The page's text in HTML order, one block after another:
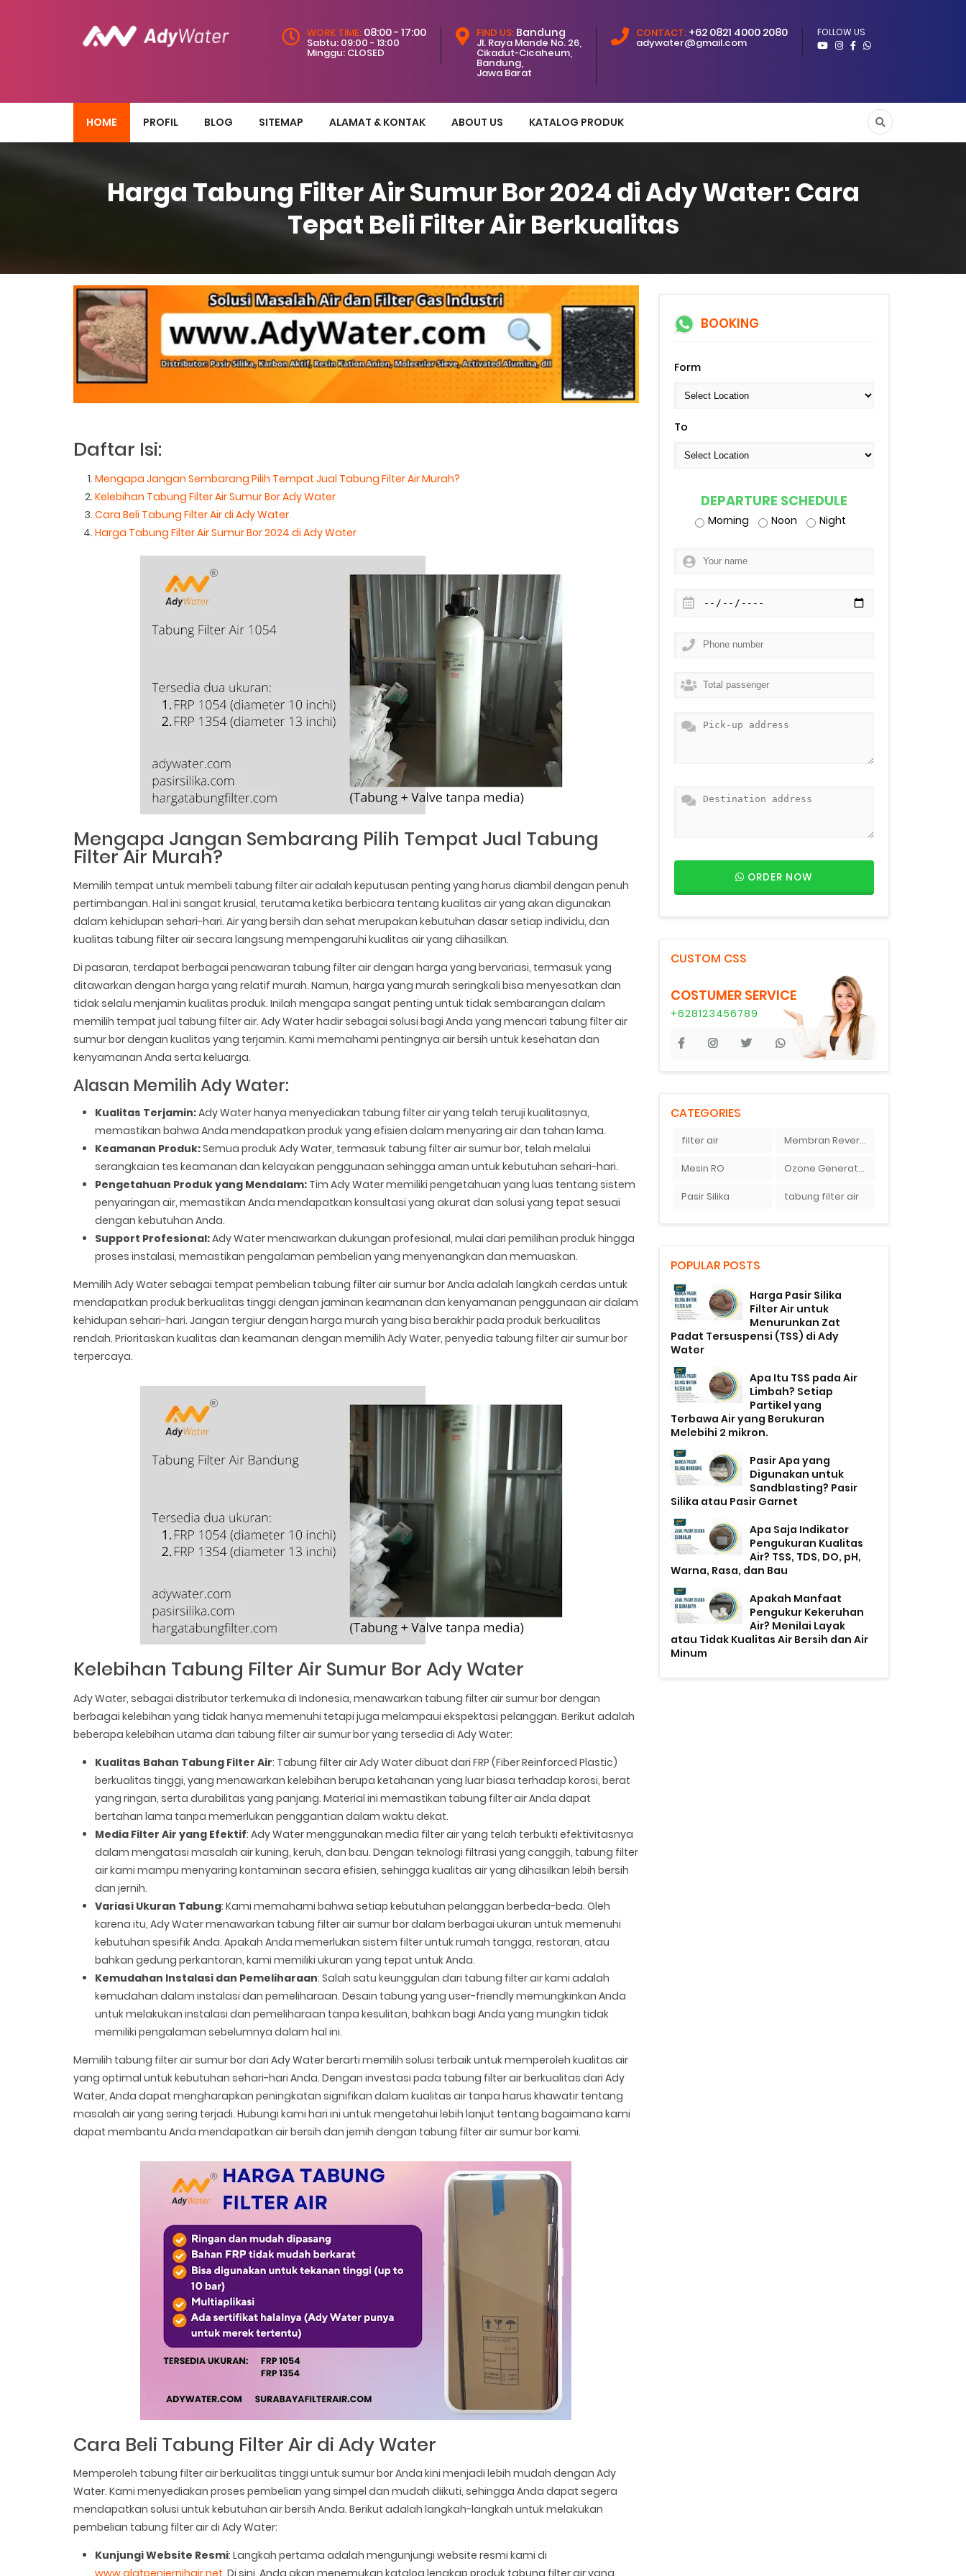
WORK TIME: 08:00 - 17:00
Sabtu: 09:00 - 13:00
Minggu: CLOSED
FIND US: Bandung
Jl. Raya Mande No. 26,
Cikadut-Cicaheum,
Bandung,
Jawa Barat
CONTACT: +62 0821 4000 2080
adywater@gmail.com
FOLLOW US
HOME PROFIL BLOG SITEMAP ALAMAT & KONTAK ABOUT US KATALOG PRODUK
Harga Tabung Filter Air Sumur Bor 2024 di Ady Water: Cara
Tepat Beli Filter Air Berkualitas
Daftar Isi:
Mengapa Jangan Sembarang Pilih Tempat Jual Tabung Filter Air Murah?
Kelebihan Tabung Filter Air Sumur Bor Ady Water
Cara Beli Tabung Filter Air di Ady Water
Harga Tabung Filter Air Sumur Bor 2024 di Ady Water
Mengapa Jangan Sembarang Pilih Tempat Jual Tabung
Filter Air Murah?
Memilih tempat untuk membeli tabung filter air adalah keputusan penting yang harus diambil dengan penuh
pertimbangan. Hal ini sangat krusial, terutama ketika berbicara tentang kualitas air yang akan digunakan
dalam kehidupan sehari-hari. Air yang bersih dan sehat merupakan kebutuhan dasar setiap individu, dan
kualitas tabung filter air secara langsung mempengaruhi kualitas air yang dihasilkan.
Di pasaran, terdapat berbagai penawaran tabung filter air dengan harga yang bervariasi, termasuk yang
ditawarkan dengan harga yang relatif murah. Namun, harga yang murah seringkali bisa menyesatkan dan
tidak selalu menjamin kualitas produk. Inilah mengapa sangat penting untuk tidak sembarangan dalam
memilih tempat jual tabung filter air. Ady Water hadir sebagai solusi bagi Anda yang mencari tabung filter air
sumur bor dengan kualitas yang terjamin. Kami memahami pentingnya air bersih untuk kesehatan dan
kenyamanan Anda serta keluarga.
Alasan Memilih Ady Water:
Kualitas Terjamin:Ady Water hanya menyediakan tabung filter air yang telah teruji kualitasnya,
memastikan bahwa Anda mendapatkan produk yang efisien dalam menyaring air dan tahan lama.
Keamanan Produk:Semua produk Ady Water, termasuk tabung filter air sumur bor, telah melalui
serangkaian tes keamanan dan kelayakan penggunaan sehingga aman untuk kebutuhan sehari-hari.
Pengetahuan Produk yang Mendalam: Tim Ady Water memiliki pengetahuan yang luas tentang sistem
penyaringan air, memastikan Anda mendapatkan konsultasi yang akurat dan solusi yang tepat sesuai
dengan kebutuhan Anda.
Support Profesional:Ady Water menawarkan dukungan profesional, mulai dari pemilihan produk hingga
proses instalasi, memastikan pengalaman pembelian yang menyenangkan dan memuaskan.
Memilih Ady Water sebagai tempat pembelian tabung filter air sumur bor Anda adalah langkah cerdas untuk
mendapatkan produk berkualitas tinggi dengan jaminan keamanan dan kenyamanan penggunaan air dalam
kehidupan sehari-hari. Jangan tergiur dengan harga murah yang bisa berakhir pada produk berkualitas
rendah. Prioritaskan kualitas dan keamanan dengan memilih Ady Water, penyedia tabung filter air sumur bor
terpercaya.
Kelebihan Tabung Filter Air Sumur Bor Ady Water
Ady Water, sebagai distributor terkemuka di Indonesia, menawarkan tabung filter air sumur bor dengan
berbagai kelebihan yang tidak hanya memenuhi tetapi juga melampaui ekspektasi pelanggan. Berikut adalah
beberapa kelebihan utama dari tabung filter air sumur bor yang tersedia di Ady Water:
Kualitas Bahan Tabung Filter Air: Tabung filter air Ady Water dibuat dari FRP (Fiber Reinforced Plastic)
berkualitas tinggi, yang menawarkan kelebihan berupa ketahanan yang luar biasa terhadap korosi, berat
yang ringan, serta durabilitas yang panjang. Material ini memastikan tabung filter air Anda dapat
bertahan lama tanpa memerlukan penggantian dalam waktu dekat.
Media Filter Air yang Efektif: Ady Water menggunakan media filter air yang telah terbukti efektivitasnya
dalam mengatasi masalah air kuning, keruh, dan bau. Dengan teknologi filtrasi yang canggih, tabung filter
air kami mampu menyaring kontaminan secara efisien, sehingga kualitas air yang dihasilkan lebih bersih
dan jernih.
Variasi Ukuran Tabung: Kami memahami bahwa setiap kebutuhan pelanggan berbeda-beda. Oleh
karena itu, Ady Water menawarkan tabung filter air sumur bor dalam berbagai ukuran untuk memenuhi
kebutuhan spesifik Anda. Apakah Anda memerlukan sistem filter untuk rumah tangga, restoran, atau
bahkan gedung perkantoran, kami memiliki ukuran yang tepat untuk Anda.
Kemudahan Instalasi dan Pemeliharaan: Salah satu keunggulan dari tabung filter air kami adalah
kemudahan dalam instalasi dan pemeliharaan. Desain tabung yang user-friendly memungkinkan Anda
untuk melakukan instalasi dan pemeliharaan tanpa kesulitan, bahkan bagi Anda yang mungkin tidak
memiliki pengalaman sebelumnya dalam hal ini.
Memilih tabung filter air sumur bor dari Ady Water berarti memilih solusi terbaik untuk memperoleh kualitas air
yang optimal untuk kebutuhan sehari-hari Anda. Dengan investasi pada tabung filter air berkualitas dari Ady
Water, Anda dapat mengharapkan peningkatan signifikan dalam kualitas air tanpa harus khawatir tentang
masalah air yang sering terjadi. Hubungi kami hari ini untuk mengetahui lebih lanjut tentang bagaimana kami
dapat membantu Anda mendapatkan air bersih dan jernih dengan tabung filter air sumur bor kami.
Cara Beli Tabung Filter Air di Ady Water
Memperoleh tabung filter air berkualitas tinggi untuk sumur bor Anda kini menjadi lebih mudah dengan Ady
Water. Kami menyediakan proses pembelian yang simpel dan mudah diikuti, sehingga Anda dapat segera
mendapatkan solusi untuk kebutuhan air bersih Anda. Berikut adalah langkah-langkah untuk melakukan
pembelian tabung filter air di Ady Water:
Kunjungi Website Resmi: Langkah pertama adalah mengunjungi website resmi kami di
BOOKING
Form
To
DEPARTURE SCHEDULE
Morning Noon Night
ORDER NOW
CUSTOM CSS
COSTUMER SERVICE
+628123456789
CATEGORIES
filter air Membran Reverse Osmosis
Mesin RO Ozone Generator
Pasir Silika tabung filter air
POPULAR POSTS
Harga Pasir Silika
Filter Air untuk
Menurunkan Zat
Padat Tersuspensi (TSS) di Ady
Water
Apa Itu TSS pada Air
Limbah? Setiap
Partikel yang
Terbawa Air yang Berukuran
Melebihi 2 mikron.
Pasir Apa yang
Digunakan untuk
Sandblasting? Pasir
Silika atau Pasir Garnet
Apa Saja Indikator
Pengukuran Kualitas
Air? TSS, TDS, DO, pH,
Warna, Rasa, dan Bau
Apakah Manfaat
Pengukur Kekeruhan
Air? Menilai Layak
atau Tidak Kualitas Air Bersih dan Air
Minum